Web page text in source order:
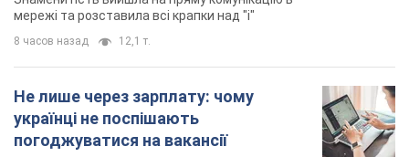
мережі та розставила всі крапки над "і"
8 часов назад 12,1 т.
Не лише через зарплату: чому
українці не поспішають
погоджуватися на вакансії